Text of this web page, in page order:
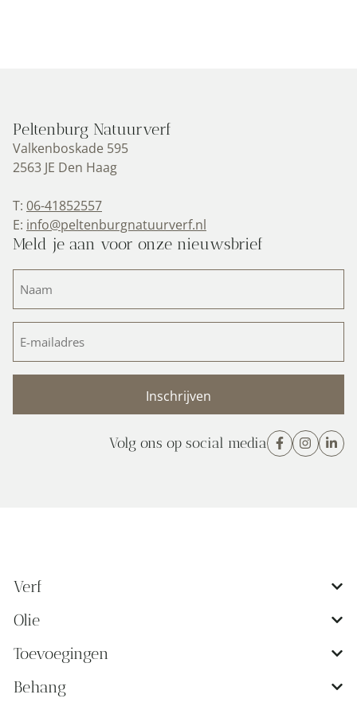
Peltenburg Natuurverf
Valkenboskade 595
2563 JE Den Haag
T: 06-41852557
E: info@peltenburgnatuurverf.nl
Meld je aan voor onze nieuwsbrief
(Vereist)
mailadres
Volg ons op social media
Verf
Olie
Toevoegingen
Behang